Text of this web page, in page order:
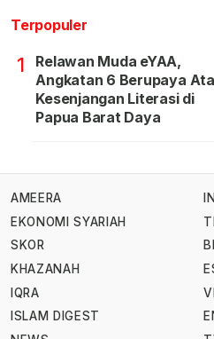
Terpopuler
1
Relawan Muda eYAA,
Angkatan 6 Berupaya
Kesenjangan Literasi di
Papua Barat Daya
AMEERA
EKONOMI SYARIAH
SKOR
KHAZANAH
IQRA
ISLAM DIGEST